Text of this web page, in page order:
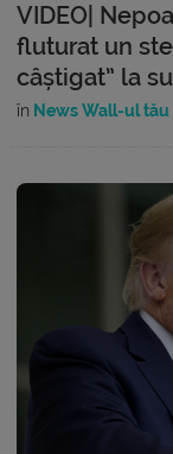
VIDEO|
fluturat un
câștigat” la
în News Wall-ul tău